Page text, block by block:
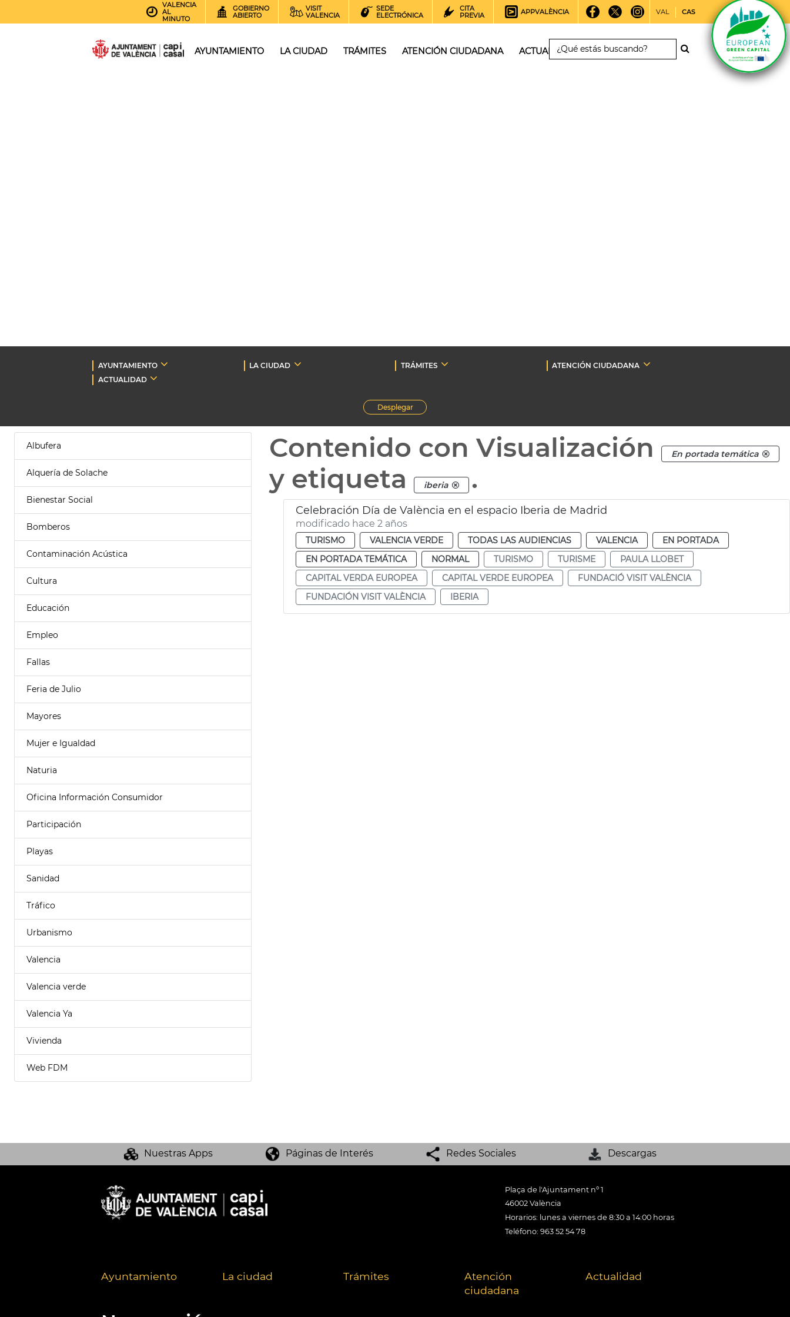
VALENCIA
AL
MINUTO
GOBIERNO
ABIERTO
VISIT
VALENCIA
SEDE
ELECTRÓNICA
CITA
PREVIA
APPVALÈNCIA VAL CAS
AYUNTAMIENTO LA CIUDAD TRÁMITES ATENCIÓN CIUDADANA ACTUALIDAD
AYUNTAMIENTO LA CIUDAD TRÁMITES
ATENCIÓN CIUDADANA
ACTUALIDAD
Desplegar
Albufera
Alquería de Solache
Bienestar Social
Bomberos
Contaminación Acústica
Cultura
Educación
Empleo
Fallas
Feria de Julio
Mayores
Mujer e Igualdad
Naturia
Oficina Información Consumidor
Participación
Playas
Sanidad
Tráfico
Urbanismo
Valencia
Valencia verde
Valencia Ya
Vivienda
Web FDM
Contenido con Visualización En portada temática
y etiqueta iberia .
Celebración Día de València en el espacio Iberia de Madrid
modificado hace 2 años
TURISMO VALENCIA VERDE TODAS LAS AUDIENCIAS VALENCIA
EN PORTADA
EN PORTADA TEMÁTICA
NORMAL TURISMO TURISME
PAULA LLOBET
CAPITAL VERDA EUROPEA
CAPITAL VERDE EUROPEA
FUNDACIÓ VISIT VALÈNCIA
FUNDACIÓN VISIT VALÈNCIA
IBERIA
Nuestras Apps Páginas de Interés Redes Sociales Descargas
Plaça de l'Ajuntament nº 1
46002 València
Horarios: lunes a viernes de 8:30 a 14:00 horas
Teléfono: 963 52 54 78
Ayuntamiento La ciudad Trámites
Atención
ciudadana
Actualidad